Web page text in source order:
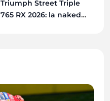
Triumph Street Triple
765 RX 2026: la naked